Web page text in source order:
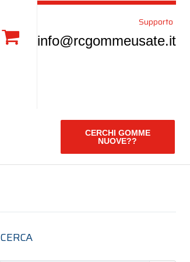
Supporto
info@rcgommeusate.it
CERCHI GOMME
NUOVE??
CERCA